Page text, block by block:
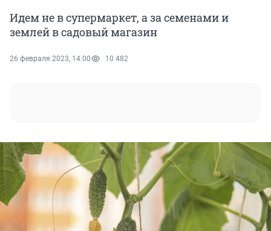
Идем не в супермаркет, а за семенами и
землей в садовый магазин
26 февраля 2023, 14:00 10 482